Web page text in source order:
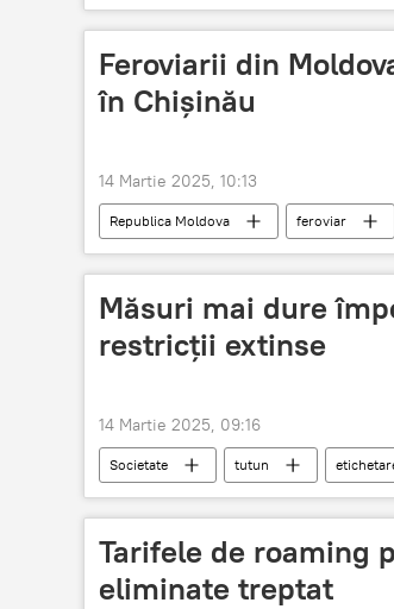
Feroviarii din
în Chișinău
14 Martie 2025, 10:13
Republica Moldova feroviar
Protest antiguvernamental
Măsuri mai dure
restricții extinse
14 Martie 2025, 09:16
Societate tutun
lege anti-tutun
Tarifele de roaming
eliminate treptat